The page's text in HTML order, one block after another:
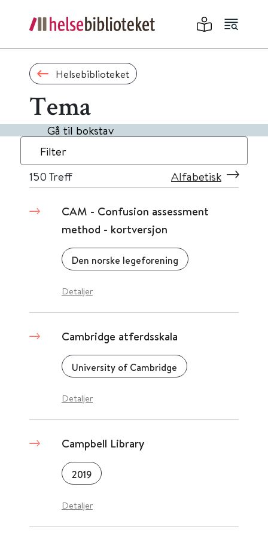
Helsebiblioteket
Tema
Gå til bokstav
Filter
150 Treff Alfabetisk
CAM - Confusion assessment
method - kortversjon
Den norske legeforening
Detaljer
Cambridge atferdsskala
University of Cambridge
Detaljer
Campbell Library
2019
Detaljer